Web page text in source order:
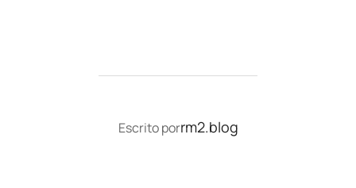
AUTOR DO POST
Escrito porrm2.blog